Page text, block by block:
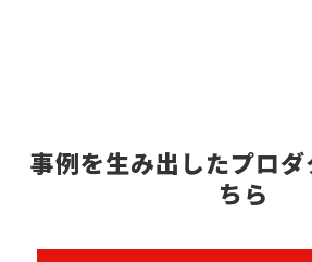
事例を生み出したプロ
ちら